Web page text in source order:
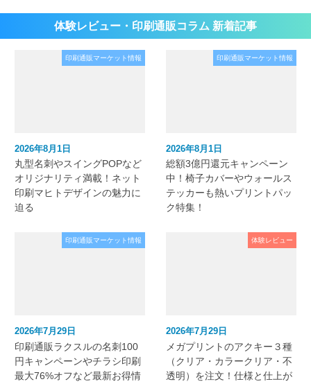
体験レビュー・印刷通販コラム 新着記事
印刷通販マーケット情報
2026年8月1日
丸型名刺やスイングPOPなど
オリジナリティ満載！ネット
印刷マヒトデザインの魅力に
迫る
印刷通販マーケット情報
2026年8月1日
総額3億円還元キャンペーン
中！椅子カバーやウォールス
テッカーも熱いプリントパッ
ク特集！
印刷通販マーケット情報
2026年7月29日
印刷通販ラクスルの名刺100
円キャンペーンやチラシ印刷
最大76%オフなど最新お得情
体験レビュー
2026年7月29日
メガプリントのアクキー３種
（クリア・カラークリア・不
透明）を注文！仕様と仕上が